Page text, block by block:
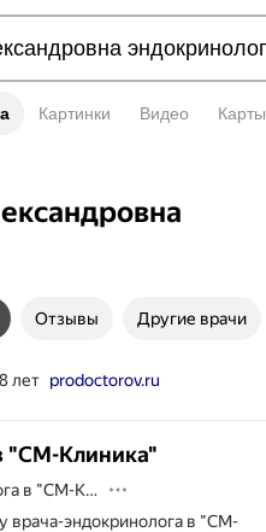
Картинки Видео Карты
Отзывы Другие врачи
лет prodoctorov.ru
"СМ-Клиника"
Клиника"
врача-эндокринолога в "СМ-